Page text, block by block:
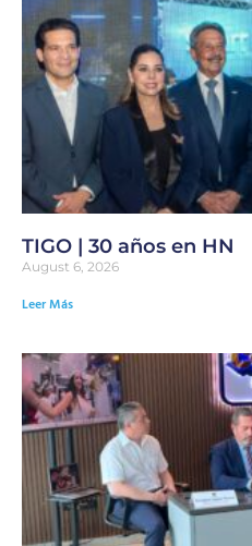
TIGO | 30 años en HN
August 6, 2026
Leer Más